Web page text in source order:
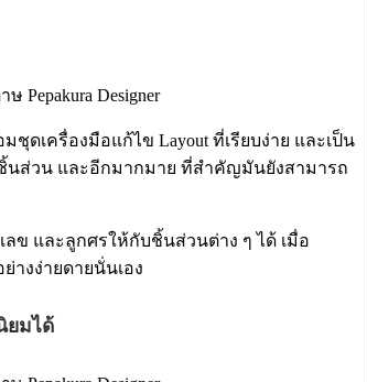
ชุดเครื่องมือแก้ไข Layout ที่เรียบง่าย และเป็น
นส่วน และอีกมากมาย ที่สำคัญมันยังสามารถ
ข และลูกศรให้กับชิ้นส่วนต่าง ๆ ได้ เมื่อ
างง่ายดายนั่นเอง
ยมได้